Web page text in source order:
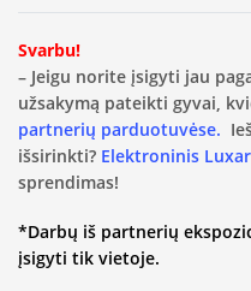
Svarbu!
– Jeigu norite įsigyti jau
užsakymą pateikti gyvai,
partnerių parduotuvėse.
išsirinkti? Elektroninis
sprendimas!
*Darbų iš partnerių
įsigyti tik vietoje.